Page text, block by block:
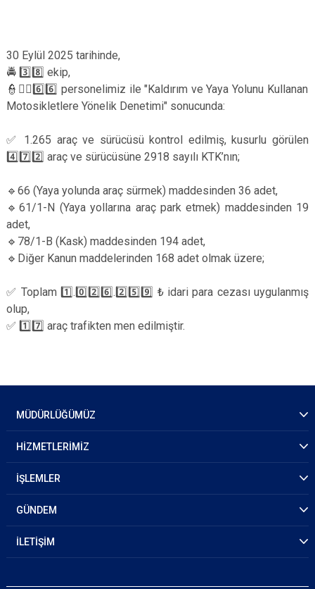
30 Eylül 2025 tarihinde,
🚔 3️⃣8️⃣ ekip,
👮👮‍♂️6️⃣6️⃣ personelimiz ile "Kaldırım ve Yaya Yolunu Kullanan
Motosikletlere Yönelik Denetimi" sonucunda:
✅ 1.265 araç ve sürücüsü kontrol edilmiş, kusurlu görülen
4️⃣7️⃣2️⃣ araç ve sürücüsüne 2918 sayılı KTK’nın;
🔹66 (Yaya yolunda araç sürmek) maddesinden 36 adet,
🔹61/1-N (Yaya yollarına araç park etmek) maddesinden 19
adet,
🔹78/1-B (Kask) maddesinden 194 adet,
🔹Diğer Kanun maddelerinden 168 adet olmak üzere;
✅ Toplam 1️⃣.0️⃣2️⃣6️⃣.2️⃣5️⃣9️⃣ ₺ idari para cezası uygulanmış
olup,
✅ 1️⃣7️⃣ araç trafikten men edilmiştir.
MÜDÜRLÜĞÜMÜZ
HİZMETLERİMİZ
İŞLEMLER
GÜNDEM
İLETİŞİM